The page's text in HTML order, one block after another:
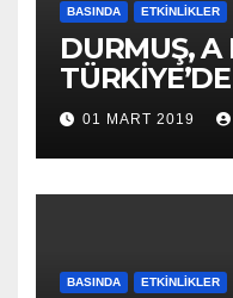
BASINDA ETKINLIKLER
DURMUŞ, A
ANLATTI
01 MART 2019
BASINDA ETKINLIKLER